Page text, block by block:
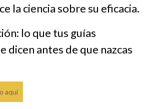
la ciencia sobre su eficacia.
aquí